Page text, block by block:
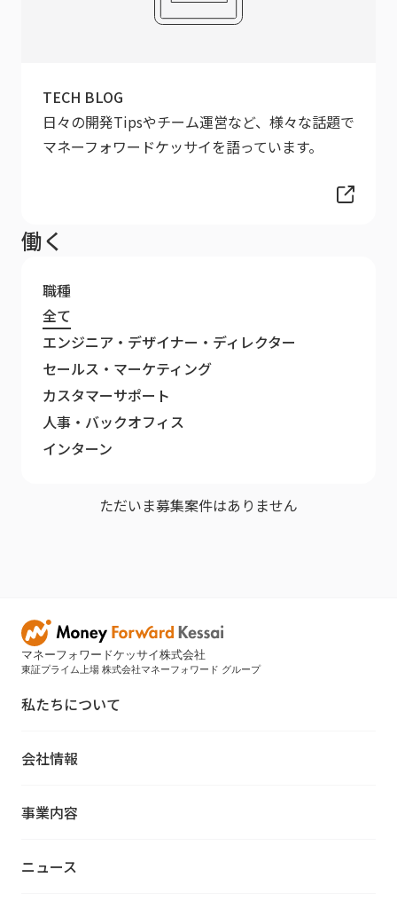
TECH BLOG
日々の開発Tipsやチーム運営など、様々な話題で
マネーフォワードケッサイを語っています。
働く
職種
全て
エンジニア・デザイナー・ディレクター
セールス・マーケティング
カスタマーサポート
人事・バックオフィス
インターン
ただいま募集案件はありません
マネーフォワードケッサイ株式会社
東証プライム上場 株式会社マネーフォワード グループ
私たちについて
会社情報
事業内容
ニュース